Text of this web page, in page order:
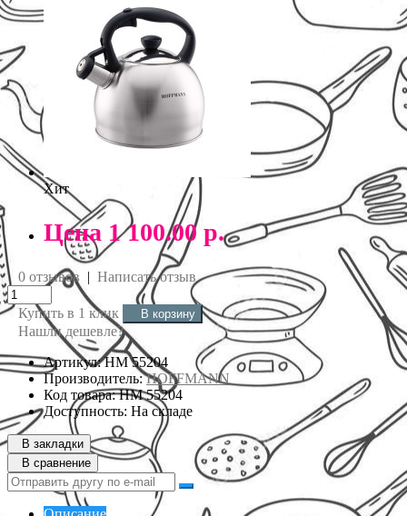
Хит
Цена 1 100.00 р.
0 отзывов | Написать отзыв
Купить в 1 клик В корзину
Нашли дешевле?
Артикул: НМ 55204
Производитель:HOFFMANN
Код товара: НМ 55204
Доступность: На складе
В закладки
В сравнение